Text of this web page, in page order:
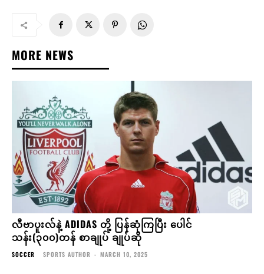
MORE NEWS
လီဗာပူးလ်နဲ့ ADIDAS တို့ ပြန်ဆုံကြပြီး ပေါင်
သန်း(၃၀၀)တန် စာချုပ် ချုပ်ဆို
SOCCER SPORTS AUTHOR - MARCH 10, 2025